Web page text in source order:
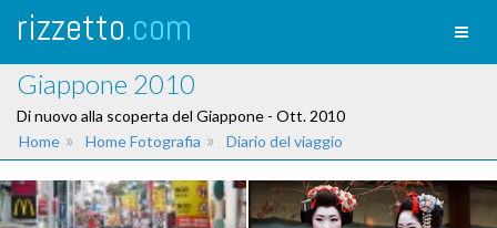
rizzetto.com
Giappone 2010
Di nuovo alla scoperta del Giappone - Ott. 2010
Home » Home Fotografia » Diario del viaggio